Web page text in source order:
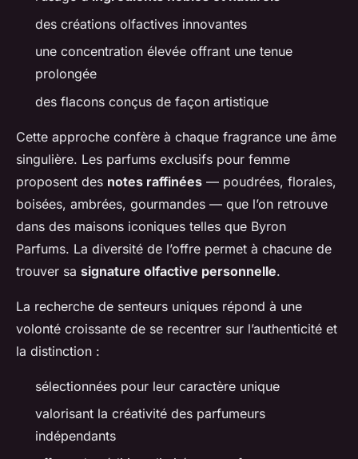
des créations olfactives innovantes
une concentration élevée offrant une tenue
prolongée
des flacons conçus de façon artistique
Cette approche confère à chaque fragrance une âme
singulière. Les parfums exclusifs pour femme
proposent des notes raffinées — poudrées, florales,
boisées, ambrées, gourmandes — que l’on retrouve
dans des maisons iconiques telles que Byron
Parfums. La diversité de l’offre permet à chacune de
trouver sa signature olfactive personnelle.
La recherche de senteurs uniques répond à une
volonté croissante de se recentrer sur l’authenticité et
la distinction :
sélectionnées pour leur caractère unique
valorisant la créativité des parfumeurs
indépendants